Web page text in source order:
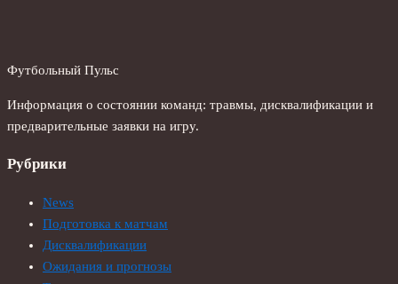
Футбольный Пульс
Информация о состоянии команд: травмы, дисквалификации и
предварительные заявки на игру.
Рубрики
News
Подготовка к матчам
Дисквалификации
Ожидания и прогнозы